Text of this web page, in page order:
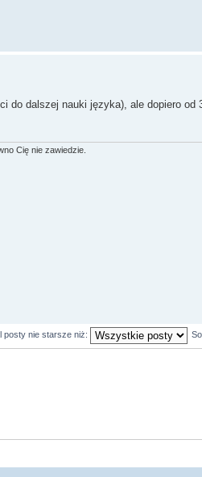
do dalszej nauki języka), ale dopiero
Cię nie zawiedzie.
posty nie starsze niż: